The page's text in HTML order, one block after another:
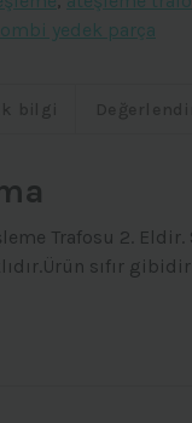
yedek parça
Trafosu 2. Eldir.
sıfır gibidir.